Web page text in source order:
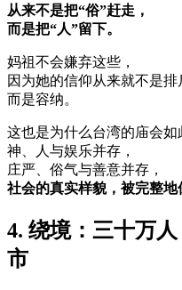
从来不是把“俗”赶走，
而是把“人”留下。
妈祖不会嫌弃这些，
因为她的信仰从来就不是排
而是容纳。
这也是为什么台湾的庙会
神、人与娱乐并存，
庄严、俗气与善意并存，
社会的真实样貌，被完整地
4. 绕境：三十万
市